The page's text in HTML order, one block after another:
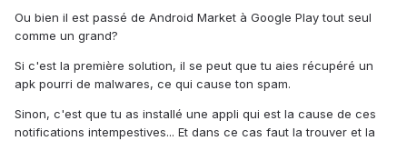
Ou bien il est passé de Android Market à Google Play tout seul
comme un grand?
Si c'est la première solution, il se peut que tu aies récupéré un
apk pourri de malwares, ce qui cause ton spam.
Sinon, c'est que tu as installé une appli qui est la cause de ces
notifications intempestives... Et dans ce cas faut la trouver et la